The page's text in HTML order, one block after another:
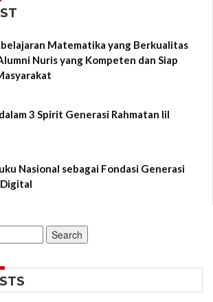
Matematika yang Berkualitas
Nuris yang Kompeten dan Siap
3 Spirit Generasi Rahmatan lil
Nasional sebagai Fondasi Generasi